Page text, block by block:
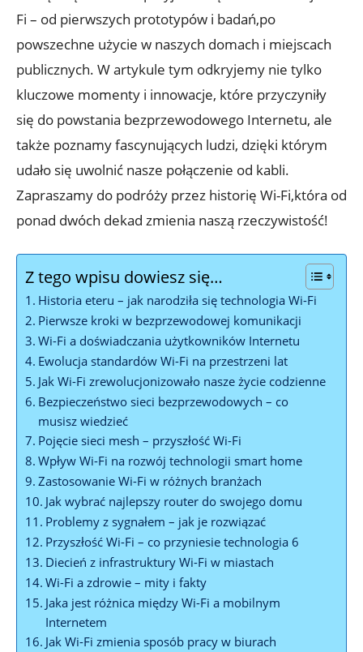
Fi –⁤ od pierwszych prototypów i badań,po
powszechne użycie ​w naszych domach​ i miejscach​
publicznych.⁣ W artykule tym odkryjemy nie tylko
kluczowe momenty i ⁤innowacje, które przyczyniły
się do powstania bezprzewodowego Internetu,⁢ ale
także poznamy fascynujących ludzi, dzięki⁢ którym⁢
udało się uwolnić ‍nasze połączenie ⁣od kabli.
Zapraszamy do podróży przez ‌historię Wi-Fi,która od
ponad dwóch⁤ dekad zmienia naszą rzeczywistość!
Z tego wpisu dowiesz się…
Historia​ eteru – jak narodziła się technologia Wi-Fi
Pierwsze kroki w bezprzewodowej ⁣komunikacji
Wi-Fi a ⁢doświadczania użytkowników Internetu
Ewolucja ⁢standardów Wi-Fi na przestrzeni lat
Jak Wi-Fi‌ zrewolucjonizowało ⁤nasze życie⁤ codzienne
Bezpieczeństwo ‌sieci‍ bezprzewodowych – co⁣
musisz wiedzieć
Pojęcie​ sieci mesh – ​przyszłość‌ Wi-Fi
Wpływ ⁣Wi-Fi na rozwój ⁣technologii smart home
Zastosowanie Wi-Fi w różnych branżach
Jak wybrać najlepszy router ⁢do swojego domu
Problemy z sygnałem – jak je‍ rozwiązać
Przyszłość‌ Wi-Fi – co przyniesie technologia ⁢6
Diecień z infrastruktury Wi-Fi w miastach
Wi-Fi a ⁢zdrowie – ⁢mity i fakty
Jaka jest różnica między Wi-Fi a mobilnym
Internetem
Jak Wi-Fi ​zmienia sposób​ pracy ⁢w‌ biurach